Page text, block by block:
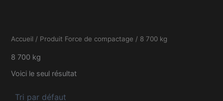
Accueil / Produit Force de compactage / 8 700 kg
8 700 kg
Voici le seul résultat